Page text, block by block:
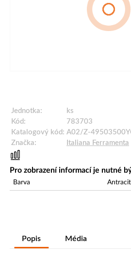
Jednotka:
ks
Kód:
783703
Katalogový kód: A02/Z-
Značka:
Italiana Ferramenta
Pro zobrazení informací je nutné
Barva Antracit
Popis Média